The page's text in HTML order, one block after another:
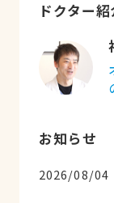
ドクター
お知らせ
2026/08/04